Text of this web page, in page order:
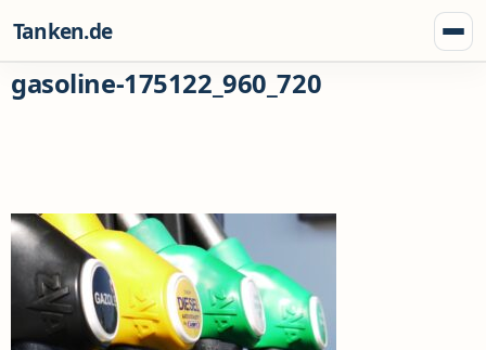
Tanken.de
gasoline-175122_960_720